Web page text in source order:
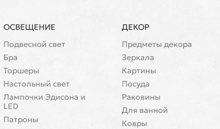
ОСВЕЩЕНИЕ
Подвесной свет
Бра
Торшеры
Настольный свет
Лампочки Эдисона и
LED
Патроны
ДЕКОР
Предметы декора
Зеркала
Картины
Посуда
Раковины
Для ванной
Ковры